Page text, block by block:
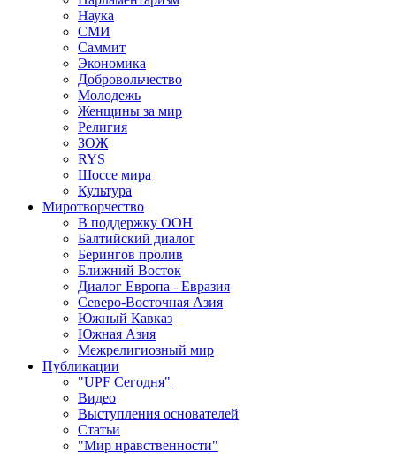
Наука
СМИ
Саммит
Экономика
Добровольчество
Молодежь
Женщины за мир
Религия
ЗОЖ
RYS
Шоссе мира
Культура
Миротворчество
В поддержку ООН
Балтийский диалог
Берингов пролив
Ближний Восток
Диалог Европа - Евразия
Северо-Восточная Азия
Южный Кавказ
Южная Азия
Межрелигиозный мир
Публикации
"UPF Сегодня"
Видео
Выступления основателей
Статьи
"Мир нравственности"